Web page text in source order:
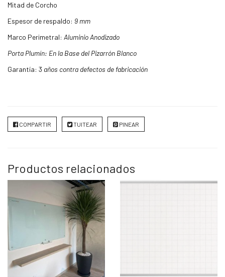
Mitad de Corcho
Espesor de respaldo: 9 mm
Marco Perimetral: Aluminio Anodizado
Porta Plumín: En la Base del Pizarrón Blanco
Garantía: 3 años contra defectos de fabricación
COMPARTIR TUITEAR PINEAR
Productos relacionados